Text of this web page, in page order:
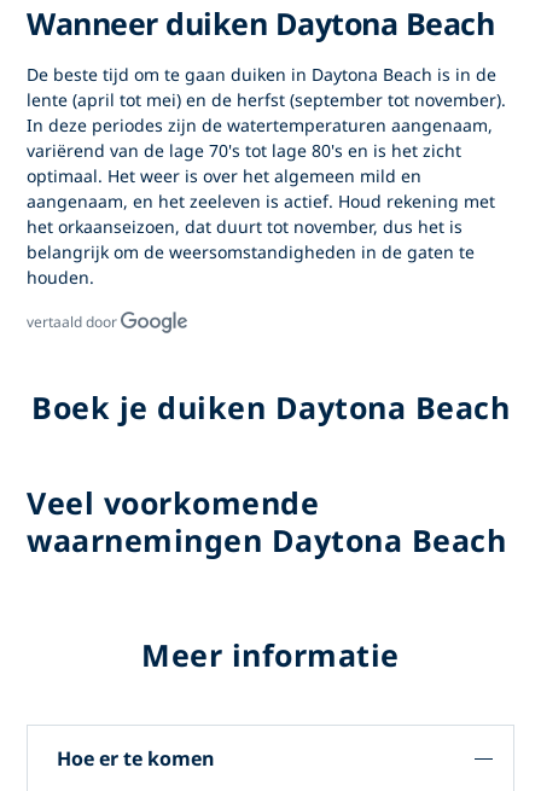
Wanneer duiken Daytona Beach
De beste tijd om te gaan duiken in Daytona Beach is in de
lente (april tot mei) en de herfst (september tot november).
In deze periodes zijn de watertemperaturen aangenaam,
variërend van de lage 70's tot lage 80's en is het zicht
optimaal. Het weer is over het algemeen mild en
aangenaam, en het zeeleven is actief. Houd rekening met
het orkaanseizoen, dat duurt tot november, dus het is
belangrijk om de weersomstandigheden in de gaten te
houden.
vertaald door
Boek je duiken Daytona Beach
Veel voorkomende
waarnemingen Daytona Beach
Meer informatie
Hoe er te komen